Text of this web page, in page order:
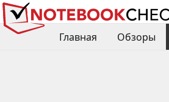
Главная Обзоры